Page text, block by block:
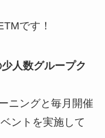
です！
人数グループク
ニングと毎月開催
ントを実施して